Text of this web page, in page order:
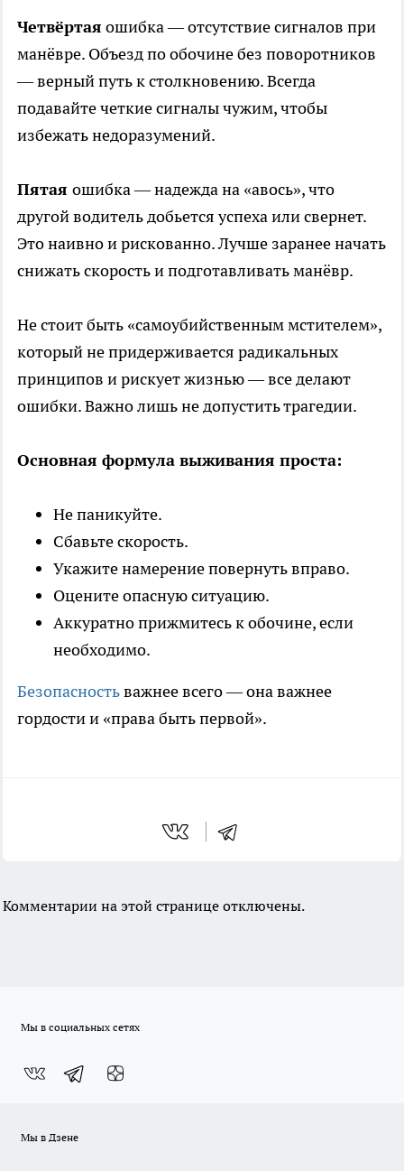
Четвёртая ошибка — отсутствие сигналов при
манёвре. Объезд по обочине без поворотников
— верный путь к столкновению. Всегда
подавайте четкие сигналы чужим, чтобы
избежать недоразумений.
Пятая ошибка — надежда на «авось», что
другой водитель добьется успеха или свернет.
Это наивно и рискованно. Лучше заранее начать
снижать скорость и подготавливать манёвр.
Не стоит быть «самоубийственным мстителем»,
который не придерживается радикальных
принципов и рискует жизнью — все делают
ошибки. Важно лишь не допустить трагедии.
Основная формула выживания проста:
Не паникуйте.
Сбавьте скорость.
Укажите намерение повернуть вправо.
Оцените опасную ситуацию.
Аккуратно прижмитесь к обочине, если
необходимо.
Безопасностьважнее всего — она важнее
гордости и «права быть первой».
Комментарии на этой странице отключены.
Мы в социальных сетях
Мы в Дзене